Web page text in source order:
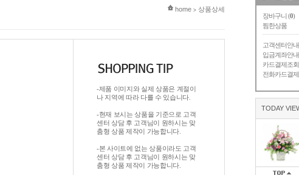
장바구니 (0)
찜한상품
고객센터안내
입금계좌안내
카드결제조회
전화카드결제
TODAY
현재 위치
home > 상품상세
-제품 이미지와 실제 상품은 계절이
나 지역에 따라 다를 수 있습니다.
-현재 보시는 상품을 기준으로 고객
센터 상담 후 고객님이 원하시는 맞
춤형 상품 제작이 가능합니다.
-본 사이트에 없는 상품이라도 고객
센터 상담 후 고객님이 원하시는 맞
춤형 상품 제작이 가능합니다.